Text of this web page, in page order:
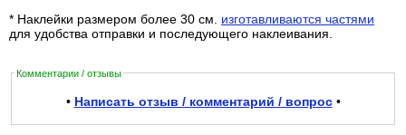
* Наклейки размером более 30 см. изготавливаются частями
для удобства отправки и последующего наклеивания.
Комментарии / отзывы
• Написать отзыв / комментарий / вопрос•